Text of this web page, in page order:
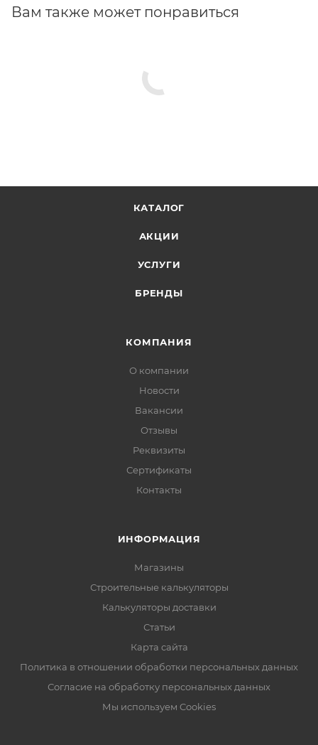
пустотелые основания.
Вам также может понравиться
КАТАЛОГ
АКЦИИ
УСЛУГИ
БРЕНДЫ
КОМПАНИЯ
О компании
Новости
Вакансии
Отзывы
Реквизиты
Сертификаты
Контакты
ИНФОРМАЦИЯ
Магазины
Строительные калькуляторы
Калькуляторы доставки
Статьи
Карта сайта
Политика в отношении обработки персональных данных
Согласие на обработку персональных данных
Мы используем Cookies